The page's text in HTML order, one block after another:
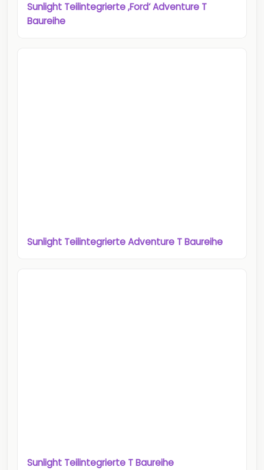
Sunlight Teilintegrierte ‚Ford‘ Adventure T
Baureihe
Sunlight Teilintegrierte Adventure T Baureihe
Sunlight Teilintegrierte T Baureihe